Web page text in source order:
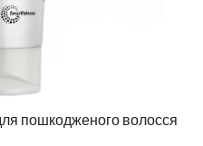
пошкодженого волосся